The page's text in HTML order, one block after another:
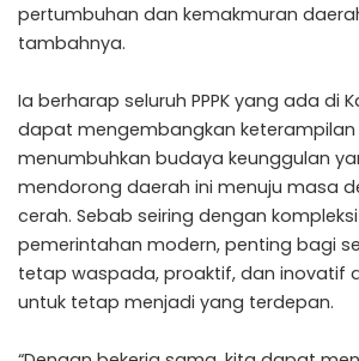
pertumbuhan dan kemakmuran
tambahnya.
Ia berharap seluruh PPPK yang ada di
dapat mengembangkan keterampilan
menumbuhkan budaya keunggulan
mendorong daerah ini menuju masa
cerah. Sebab seiring dengan
pemerintahan modern, penting bagi
tetap waspada, proaktif, dan inovatif
untuk tetap menjadi yang terdepan.